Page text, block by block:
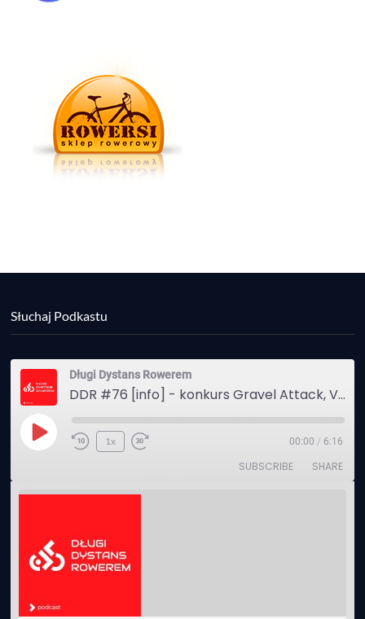
Słuchaj Podkastu
Długi Dystans Rowerem
DDR #76 [info] - konkurs Gravel Attack, Varmia Gravel, Bike Expo, Inspire India Ultra Race
Play
1x 00:00 / 6:16
SUBSCRIBE SHARE